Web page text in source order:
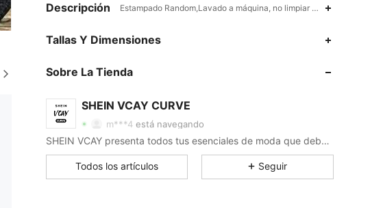
Descripción Estampado Random,Lavado a máquina, no limpiar en seco, lavar
Tallas Y Dimensiones
Sobre La Tienda
SHEIN VCAY CURVE
m***4 está navegando
SHEIN VCAY presenta todos tus esenciales de moda que debes poner en tu maleta para completar tu estilo de vacaciones.
Todos los artículos Seguir